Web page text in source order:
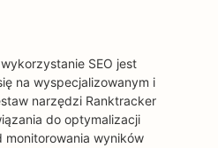
SEO jest
na wyspecjalizowanym i
narzędzi Ranktracker
do optymalizacji
monitorowania wyników